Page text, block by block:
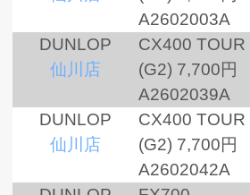
A2602003A
DUNLOP
仙川店
CX400 TOUR
(G2) 7,700円
A2602039A
DUNLOP
仙川店
CX400 TOUR
(G2) 7,700円
A2602042A